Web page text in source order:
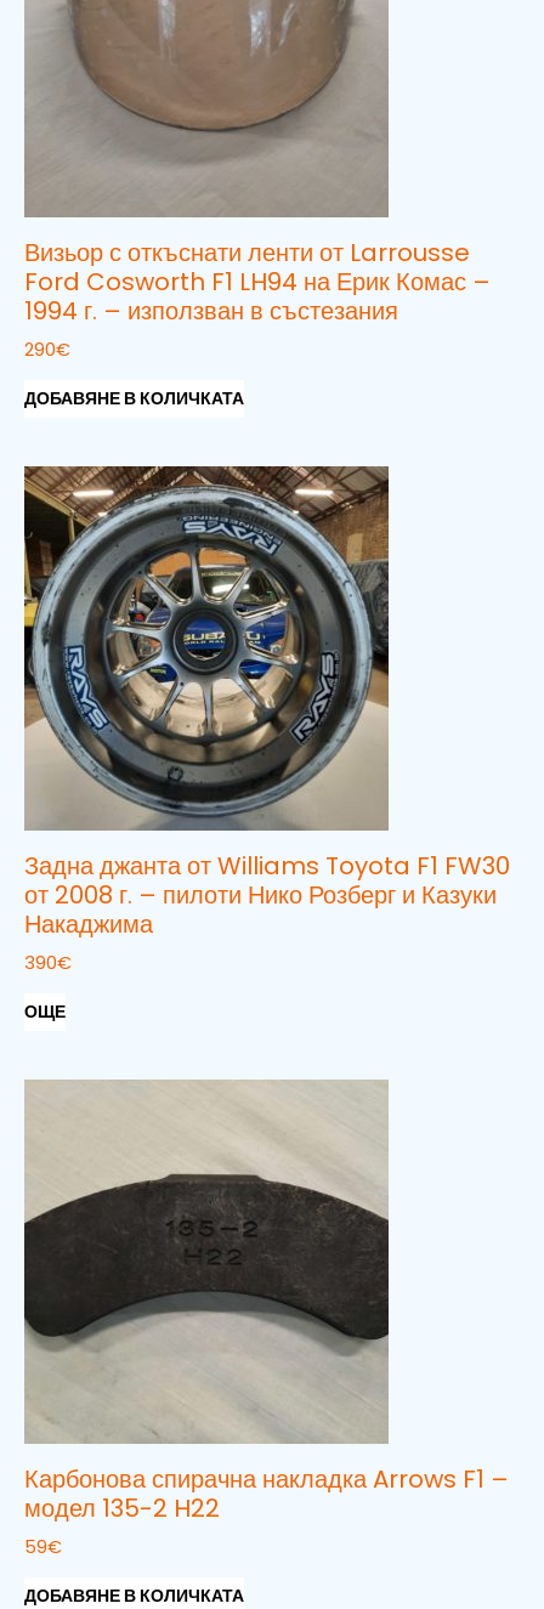
Визьор с откъснати ленти от Larrousse
Ford Cosworth F1 LH94 на Ерик Комас –
1994 г. – използван в състезания
290€
ДОБАВЯНЕ В КОЛИЧКАТА
Задна джанта от Williams Toyota F1 FW30
от 2008 г. – пилоти Нико Розберг и Казуки
Накаджима
390€
ОЩЕ
Карбонова спирачна накладка Arrows F1 –
модел 135-2 H22
59€
ДОБАВЯНЕ В КОЛИЧКАТА